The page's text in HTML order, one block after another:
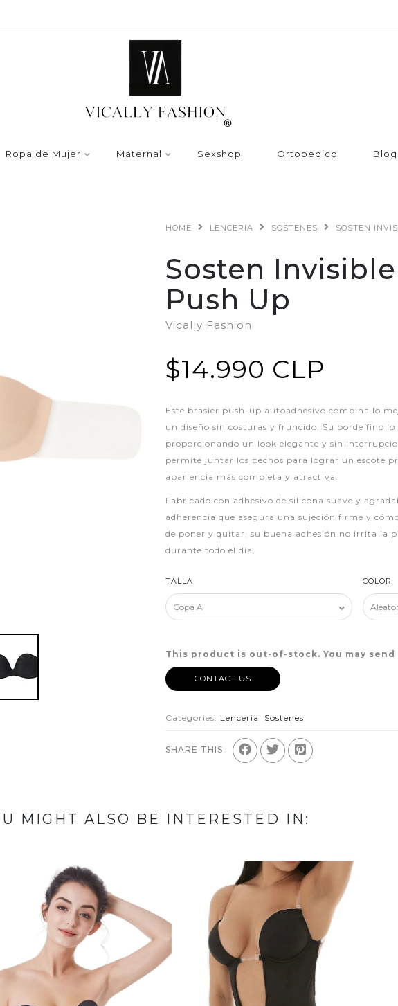
Ropa de Mujer Maternal Sexshop Ortopedico Blog
HOME LENCERIA SOSTENES SOSTEN
Sosten
Push Up
Vically Fashion
$14.990 CLP
Este brasier push-up autoadhesivo combina lo
un diseño sin costuras y fruncido. Su borde fino
proporcionando un look elegante y sin
permite juntar los pechos para lograr un escote
apariencia más completa y atractiva.
Fabricado con adhesivo de silicona suave y
adherencia que asegura una sujeción firme y
de poner y quitar, su buena adhesión no irrita la
durante todo el día.
TALLA COLOR
This product is out-of-stock. You may
CONTACT US
Categories: Lenceria , Sostenes
SHARE THIS:
MIGHT ALSO BE INTERESTED IN: